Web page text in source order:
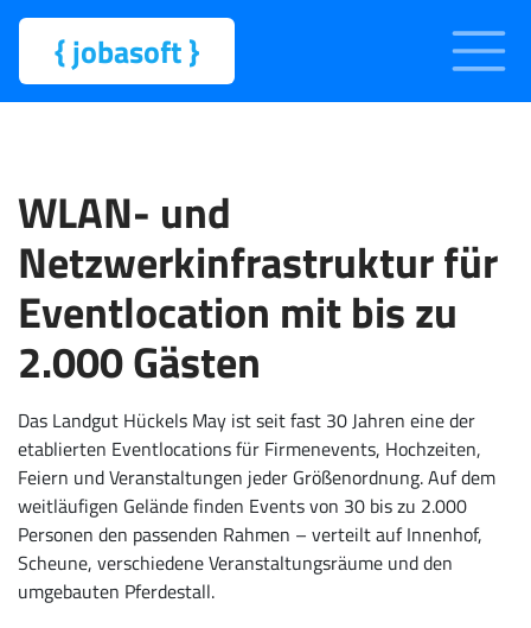
{jobasoft}
WLAN- und
Netzwerkinfrastruktur für
Eventlocation mit bis zu
2.000 Gästen
Das Landgut Hückels May ist seit fast 30 Jahren eine der
etablierten Eventlocations für Firmenevents, Hochzeiten,
Feiern und Veranstaltungen jeder Größenordnung. Auf dem
weitläufigen Gelände finden Events von 30 bis zu 2.000
Personen den passenden Rahmen – verteilt auf Innenhof,
Scheune, verschiedene Veranstaltungsräume und den
umgebauten Pferdestall.